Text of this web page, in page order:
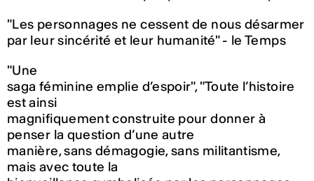
"Les personnages ne cessent de nous désarmer
par leur sincérité et leur humanité" - le Temps
"Une
saga féminine emplie d’espoir", "Toute l’histoire
est ainsi
magnifiquement construite pour donner à
penser la question d’une autre
manière, sans démagogie, sans militantisme,
mais avec toute la